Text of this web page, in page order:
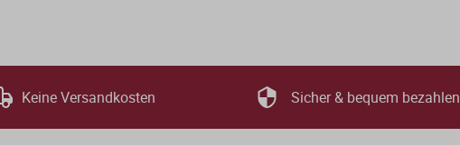
Keine Versandkosten Sicher & bequem bezahlen